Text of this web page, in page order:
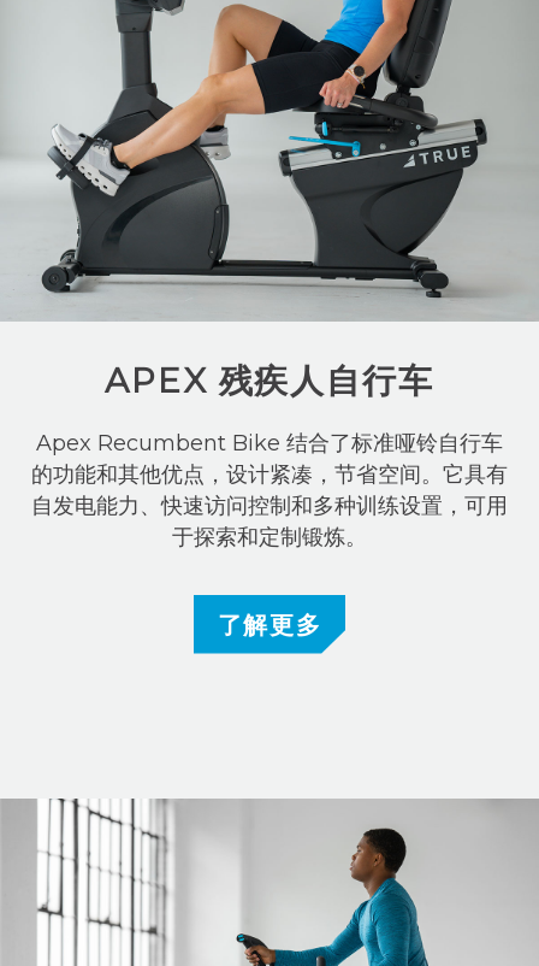
APEX 残疾人自行车
Apex Recumbent Bike 结合了标准哑铃自行车
的功能和其他优点，设计紧凑，节省空间。它具有
自发电能力、快速访问控制和多种训练设置，可用
于探索和定制锻炼。
了解更多